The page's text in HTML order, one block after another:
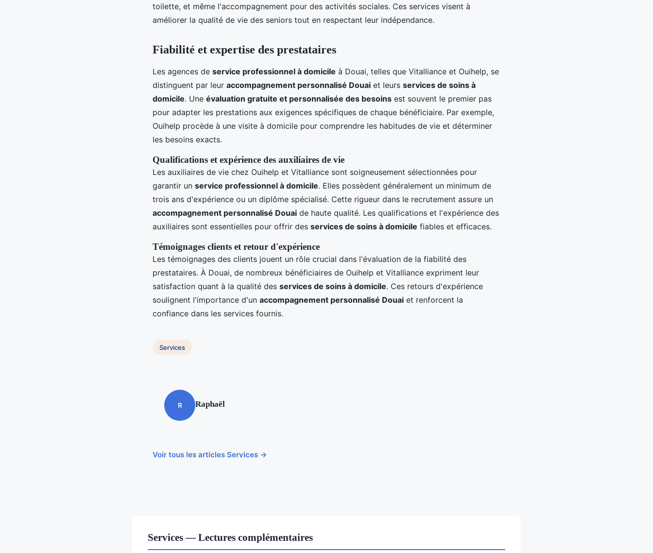
toilette, et même l'accompagnement pour des activités sociales. Ces services visent à
améliorer la qualité de vie des seniors tout en respectant leur indépendance.
Fiabilité et expertise des prestataires
Les agences de service professionnel à domicile à Douai, telles que Vitalliance et Ouihelp, se
distinguent par leur accompagnement personnalisé Douai et leurs services de soins à
domicile. Une évaluation gratuite et personnalisée des besoins est souvent le premier pas
pour adapter les prestations aux exigences spécifiques de chaque bénéficiaire. Par exemple,
Ouihelp procède à une visite à domicile pour comprendre les habitudes de vie et déterminer
les besoins exacts.
Qualifications et expérience des auxiliaires de vie
Les auxiliaires de vie chez Ouihelp et Vitalliance sont soigneusement sélectionnées pour
garantir un service professionnel à domicile. Elles possèdent généralement un minimum de
trois ans d'expérience ou un diplôme spécialisé. Cette rigueur dans le recrutement assure un
accompagnement personnalisé Douai de haute qualité. Les qualifications et l'expérience des
auxiliaires sont essentielles pour offrir des services de soins à domicile fiables et efficaces.
Témoignages clients et retour d'expérience
Les témoignages des clients jouent un rôle crucial dans l'évaluation de la fiabilité des
prestataires. À Douai, de nombreux bénéficiaires de Ouihelp et Vitalliance expriment leur
satisfaction quant à la qualité des services de soins à domicile. Ces retours d'expérience
soulignent l'importance d'un accompagnement personnalisé Douai et renforcent la
confiance dans les services fournis.
Services
R Raphaël
Voir tous les articles Services →
Services — Lectures complémentaires